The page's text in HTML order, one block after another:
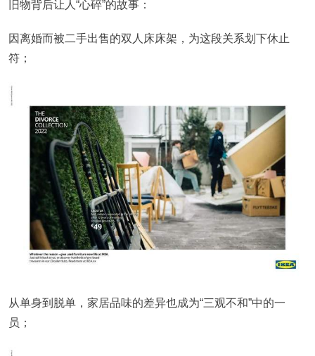
旧物背后让人“心碎”的故事：
因离婚而被二手出售的双人床床架，为这段关系划下休止
符；
从单身到脱单，家居品味的差异也成为“三观不和”中的一
员；